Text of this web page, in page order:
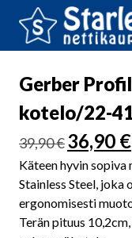
Gerber
kotelo/22-
39,90€ Alkuperäinen
hinta
oli:
39,90 €.
36,90 €
Käteen hyvin sopiva
Stainless Steel, joka
ergonomisesti
Terän pituus